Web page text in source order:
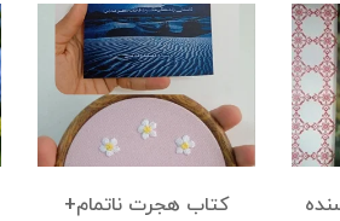
کتاب هجرت ناتمام+